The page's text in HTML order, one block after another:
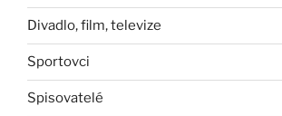
Divadlo, film, televize
Sportovci
Spisovatelé